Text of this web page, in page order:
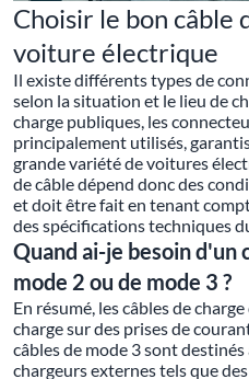
Choisir le bon câble
voiture électrique
Il existe différents types de
selon la situation et le lieu de
charge publiques, les
principalement utilisés,
grande variété de voitures
de câble dépend donc des
et doit être fait en tenant
des spécifications techniques
Quand ai-je besoin d'un
mode 2 ou de mode 3 ?
En résumé, les câbles de
charge sur des prises de
câbles de mode 3 sont
chargeurs externes tels que